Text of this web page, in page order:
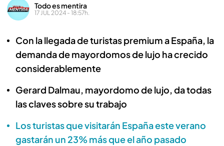
Todo es mentira
17 JUL 2024 - 18:57h.
Con la llegada de turistas premium a España, la
demanda de mayordomos de lujo ha crecido
considerablemente
Gerard Dalmau, mayordomo de lujo, da todas
las claves sobre su trabajo
Los turistas que visitarán España este verano
gastarán un 23% más que el año pasado